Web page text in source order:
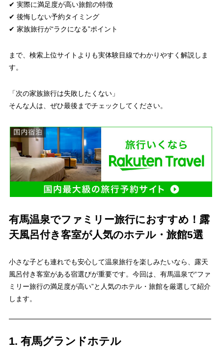
✔ 実際に満足度が高い旅館の特徴
✔ 後悔しない予約タイミング
✔ 家族旅行が“ラクになる”ポイント
まで、検索上位サイトよりも実体験目線でわかりやすく解説しま
す。
「次の家族旅行は失敗したくない」
そんな人は、ぜひ最後までチェックしてください。
有馬温泉でファミリー旅行におすすめ！露
天風呂付き客室が人気のホテル・旅館5選
小さな子ども連れでも安心して温泉旅行を楽しみたいなら、露天
風呂付き客室がある宿選びが重要です。今回は、有馬温泉で“ファ
ミリー旅行の満足度が高い”と人気のホテル・旅館を厳選して紹介
します。
1. 有馬グランドホテル